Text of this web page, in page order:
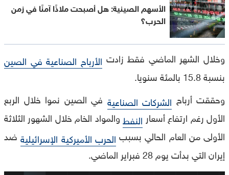
الأسهم الصينية: هل أصبحت ملاذًا آمنًا في زمن
الحرب؟
وخلال الشهر الماضي فقط زادت الأرباح الصناعية في الصين
بنسبة 15.8 بالمئة سنويا.
وحققت أرباح الشركات الصناعية في الصين نموا خلال الربع
الأول رغم ارتفاع أسعار النفط والمواد الخام خلال الشهور الثلاثة
الأولى من العام الحالي بسبب الحرب الأميركية الإسرائيليةضد
إيران التي بدأت يوم 28 فبراير الماضي.